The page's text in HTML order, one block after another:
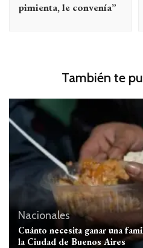
pimienta, le convenía”
También te
Nacionales
Cuánto necesita ganar una
la Ciudad de Buenos Aires